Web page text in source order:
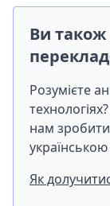
Ви
Розумієте
нам
Як